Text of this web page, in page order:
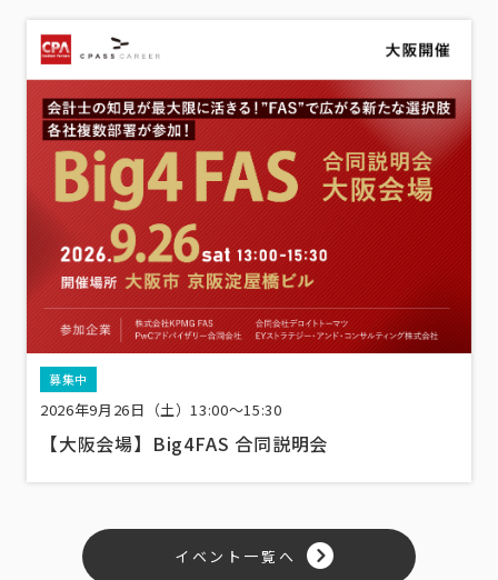
募集中
2026年9月26日（土）13:00〜15:30
【大阪会場】Big4FAS 合同説明会
イベント一覧へ